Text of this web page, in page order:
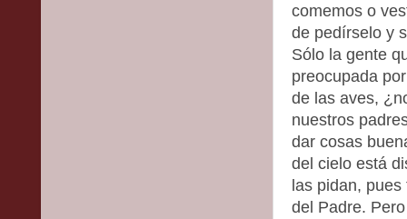
comemos o
de pedírselo y
Sólo la gente
preocupada
de las aves,
nuestros
dar cosas
del cielo está
las pidan,
del Padre.